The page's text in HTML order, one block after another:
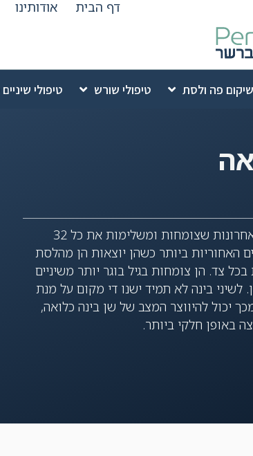
דף הבית אודותינו
שיקום פה ולסת טיפולי שורש טיפולי
שיני בינה הן ארבע השיניים האחרונות שצומחות ומשלימות את כל 32
האחוריות ביותר כשהן יוצאות הן מהלסת
צד. הן צומחות בגיל בוגר יותר משיניים
25 ומכאן שמן. לשיני בינה לא תמיד ישנו די מקום על מנת
יכול להיווצר המצב של שן בינה כלואה,
באופן חלקי ביותר.